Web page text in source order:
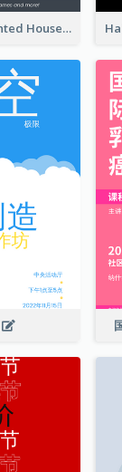
Halloween Haunted House Party Poster